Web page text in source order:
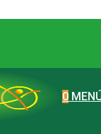
0